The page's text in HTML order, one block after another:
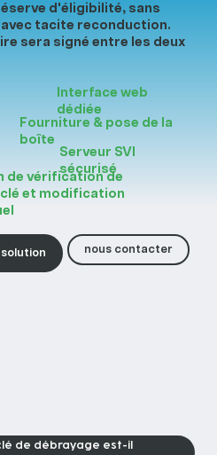
Fourniture & pose de la
boîte
Interface web
dédiée
Serveur SVI
sécurisé
nous contacter
d'éligibilité, sans
tacite reconduction.
sera signé entre les deux
de vérification de
et modification
de débrayage est-il